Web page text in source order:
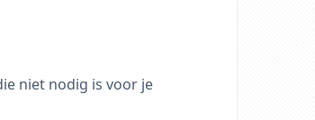
niet nodig is voor je